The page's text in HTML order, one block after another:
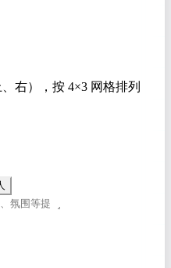
右），按 4×3 网格排列